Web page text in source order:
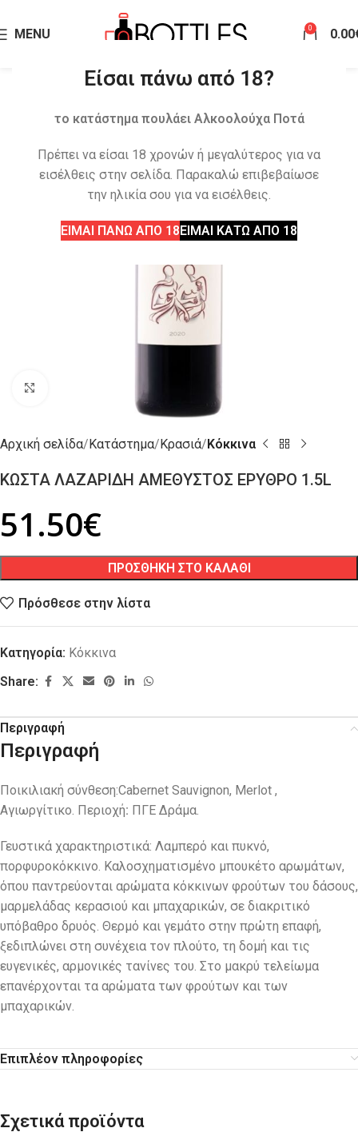
Είσαι πάνω από 18?
το κατάστημα πουλάει Αλκοολούχα Ποτά
Πρέπει να είσαι 18 χρονών ή μεγαλύτερος για να
εισέλθεις στην σελίδα. Παρακαλώ επιβεβαίωσε
την ηλικία σου για να εισέλθεις.
ΕΙΜΑΙ ΠΑΝΩ ΑΠΟ 18ΕΙΜΑΙ ΚΑΤΩ ΑΠΟ 18
MENU 0 0.00
Αρχική σελίδα Κατάστημα Κρασιά Κόκκινα
ΚΩΣΤΑ ΛΑΖΑΡΙΔΗ ΑΜΕΘΥΣΤΟΣ ΕΡΥΘΡΟ 1.5L
51.50€
ΠΡΟΣΘΗΚΗ ΣΤΟ ΚΑΛΑΘΙ
Πρόσθεσε στην λίστα
Κατηγορία: Κόκκινα
Share:
Περιγραφή
Περιγραφή
Ποικιλιακή σύνθεση:Cabernet Sauvignon, Merlot ,
Αγιωργίτικο. Περιοχή: ΠΓΕ Δράμα.
Γευστικά χαρακτηριστικά: Λαμπερό και πυκνό,
πορφυροκόκκινο. Καλοσχηματισμένο μπουκέτο αρωμάτων,
όπου παντρεύονται αρώματα κόκκινων φρούτων του δάσους,
μαρμελάδας κερασιού και μπαχαρικών, σε διακριτικό
υπόβαθρο δρυός. Θερμό και γεμάτο στην πρώτη επαφή,
ξεδιπλώνει στη συνέχεια τον πλούτο, τη δομή και τις
ευγενικές, αρμονικές τανίνες του. Στο μακρύ τελείωμα
επανέρχονται τα αρώματα των φρούτων και των
μπαχαρικών.
Επιπλέον πληροφορίες
Σχετικά προϊόντα